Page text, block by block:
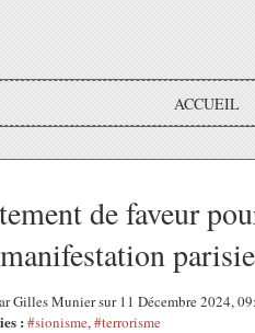
ACCUEIL
de faveur
Gilles Munier sur 11 Décembre 2024,
: #sionisme,#terrorisme